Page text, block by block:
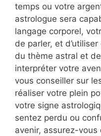
temps ou votre
astrologue sera
langage corporel,
de parler, et
du thème astral et
interpréter votre
vous conseiller sur
réaliser votre plein
votre signe
sentez perdu ou
avenir, assurez-vous